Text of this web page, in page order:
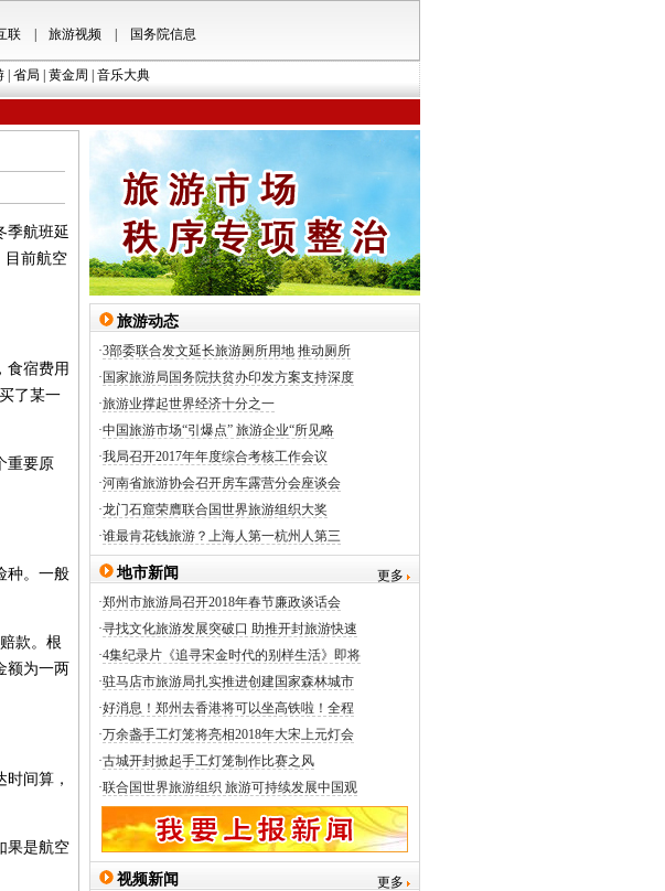
联| 旅游视频| 国务院信息
省局 黄金周 音乐大典
季航班延
目前航空
宿费用
了某一
重要原
种。一般
款。根
额为一两
间算，
果是航空
旅游动态
·3部委联合发文延长旅游厕所用地 推动厕所
· 国家旅游局国务院扶贫办印发方案支持深度
·旅游业撑起世界经济十分之一
·中国旅游市场“引爆点” 旅游企业“所见略
·我局召开2017年年度综合考核工作会议
·河南省旅游协会召开房车露营分会座谈会
·龙门石窟荣膺联合国世界旅游组织大奖
·谁最肯花钱旅游？上海人第一杭州人第三
地市新闻
更多
·郑州市旅游局召开2018年春节廉政谈话会
·寻找文化旅游发展突破口 助推开封旅游快速
·4集纪录片《追寻宋金时代的别样生活》即将
·驻马店市旅游局扎实推进创建国家森林城市
·好消息！郑州去香港将可以坐高铁啦！全程
·万余盏手工灯笼将亮相2018年大宋上元灯会
·古城开封掀起手工灯笼制作比赛之风
·联合国世界旅游组织 旅游可持续发展中国观
视频新闻 更多